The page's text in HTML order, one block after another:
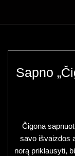
Sapno
Čigona
savo išvaizdos
norą priklausyti,